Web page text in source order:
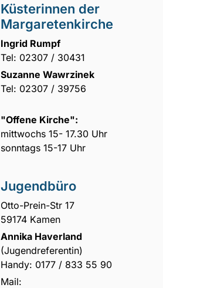
Küsterinnen der
Margaretenkirche
Ingrid Rumpf
Tel: 02307 / 30431
Suzanne Wawrzinek
Tel: 02307 / 39756
"Offene Kirche":
mittwochs 15- 17.30 Uhr
sonntags 15-17 Uhr
Jugendbüro
Otto-Prein-Str 17
59174 Kamen
Annika Haverland
(Jugendreferentin)
Handy: 0177 / 833 55 90
Mail: